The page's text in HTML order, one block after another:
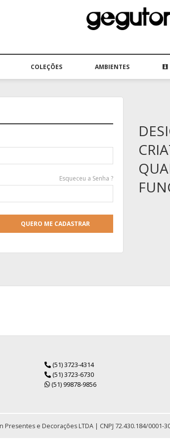
COLEÇÕES AMBIENTES
Esqueceu a Senha ?
QUERO ME CADASTRAR
(51) 3723-4314
(51) 3723-6730
(51) 99878-9856
e Decorações LTDA | CNPJ 72.430.184/0001-